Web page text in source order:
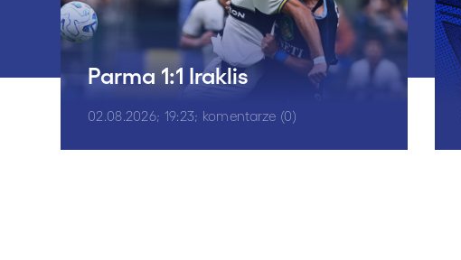
Parma 1:1 Iraklis
02.08.2026; 19:23; komentarze (0)